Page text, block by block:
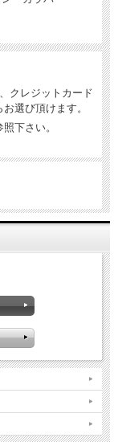
クレジットカード
選び頂けます。
下さい。